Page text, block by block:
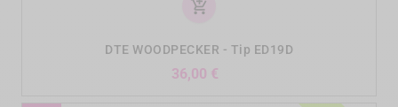
add_shopping_cart
DTE WOODPECKER - Tip ED19D
36,00 €